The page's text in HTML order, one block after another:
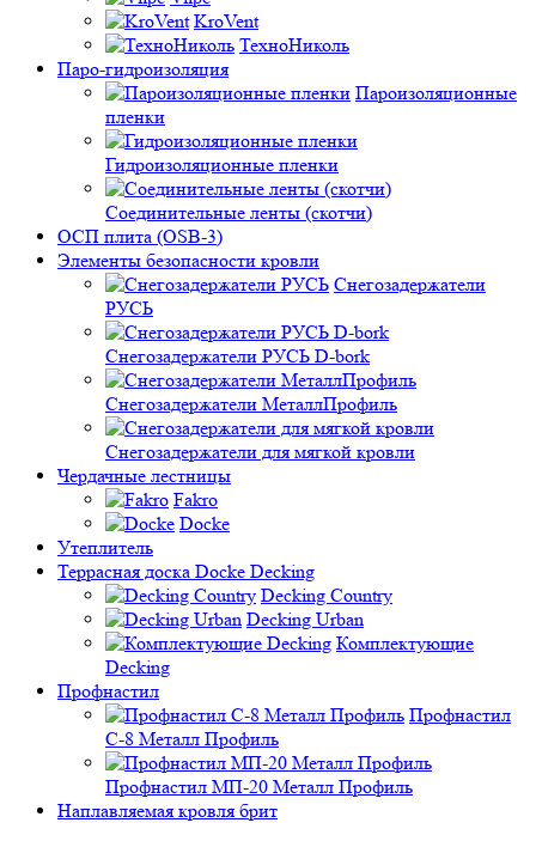
KroVent
ТехноНиколь
Паро-гидроизоляция
Пароизоляционные
пленки
Гидроизоляционные пленки
Соединительные ленты (скотчи)
ОСП плита (OSB-3)
Элементы безопасности кровли
Снегозадержатели
РУСЬ
Снегозадержатели РУСЬ D-bork
Снегозадержатели МеталлПрофиль
Снегозадержатели для мягкой кровли
Чердачные лестницы
Fakro
Docke
Утеплитель
Террасная доска Docke Decking
Decking Country
Decking Urban
Комплектующие
Decking
Профнастил
Профнастил
C-8 Металл Профиль
Профнастил МП-20 Металл Профиль
Наплавляемая кровля брит